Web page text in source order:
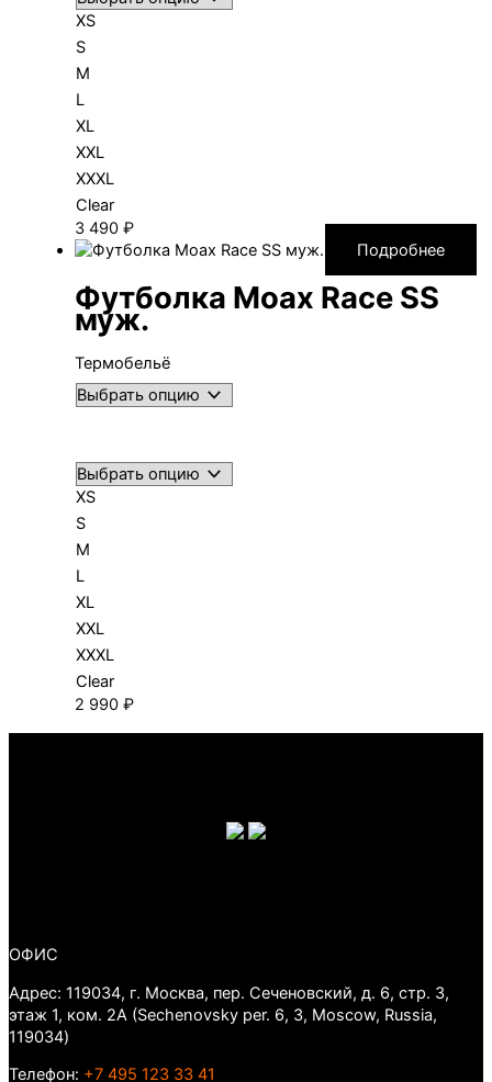
XS
S
M
L
XL
XXL
XXXL
Clear
3 490 ₽
Подробнее
Футболка Moax Race SS
муж.
Термобельё
XS
S
M
L
XL
XXL
XXXL
Clear
2 990 ₽
ОФИС
Адрес: 119034, г. Москва, пер. Сеченовский, д. 6, стр. 3,
этаж 1, ком. 2А (Sechenovsky per. 6, 3, Moscow, Russia,
119034)
Телефон: +7 495 123 33 41